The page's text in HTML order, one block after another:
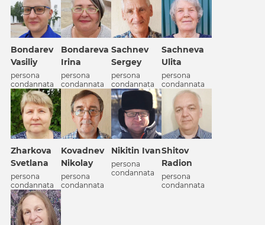
Bondarev
Vasiliy
persona
condannata
Bondareva
Irina
persona
condannata
Sachnev
Sergey
persona
condannata
Sachneva
Ulita
persona
condannata
Zharkova
Svetlana
persona
condannata
Kovadnev
Nikolay
persona
condannata
Nikitin Ivan
persona
condannata
Shitov
Radion
persona
condannata